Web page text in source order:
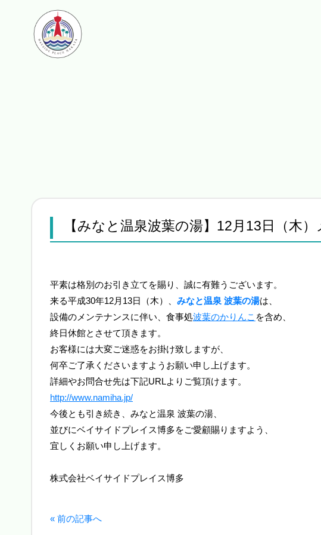
【みなと温泉波葉の湯】12月13日（木
平素は格別のお引き立てを賜り、誠に有難うございます。
来る平成30年12月13日（木）、 みなと温泉 波葉の湯は、
設備のメンテナンスに伴い、食事処波葉のかりんこ を含め、
終日休館とさせて頂きます。
お客様には大変ご迷惑をお掛け致しますが、
何卒ご了承くださいますようお願い申し上げます。
詳細やお問合せ先は下記URLよりご覧頂けます。
http://www.namiha.jp/
今後とも引き続き、みなと温泉 波葉の湯、
並びにベイサイドプレイス博多をご愛顧賜りますよう、
宜しくお願い申し上げます。
株式会社ベイサイドプレイス博多
« 前の記事へ